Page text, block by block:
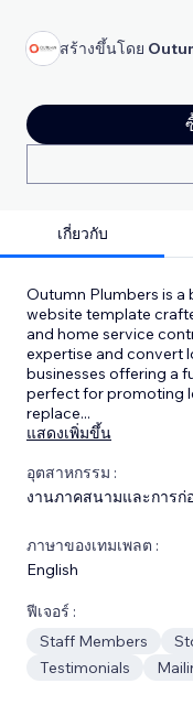
สร้างขึ้นโดย
เกี่ยวกับ
Outumn Plumbers is
website template
and home service
expertise and convert
businesses offering a
perfect for promoting
replace...
แสดงเพิ่มขึ้น
อุตสาหกรรม :
งานภาคสนามและการก่
ภาษาของเทมเพลต :
English
ฟีเจอร์ :
Staff Members
Testimonials